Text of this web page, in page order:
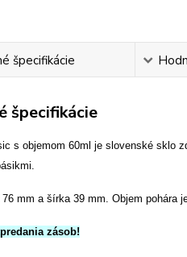
špecifikácie
špecifikácie
s objemom 60ml je slovenské sklo
mm a šírka 39 mm. Objem pohára
zásob!